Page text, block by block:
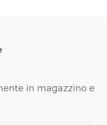
in magazzino e